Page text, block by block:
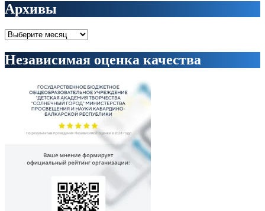
Архивы
Архивы
Независимая оценка качества